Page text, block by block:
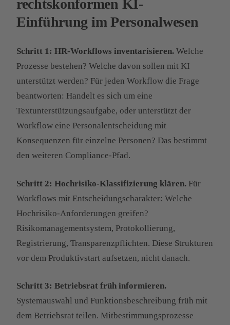
rechtskonformen KI-
Einführung im Personalwesen
Schritt 1: HR-Workflows inventarisieren. Welche
Prozesse bestehen? Welche davon sollen mit KI
unterstützt werden? Für jeden Workflow die Frage
beantworten: Handelt es sich um eine
Textunterstützungsaufgabe, oder unterstützt der
Workflow eine Personalentscheidung mit
Konsequenzen für einzelne Personen? Das bestimmt
den weiteren Compliance-Pfad.
Schritt 2: Hochrisiko-Klassifizierung klären. Für
Workflows mit Entscheidungscharakter: Welche
Hochrisiko-Anforderungen greifen?
Risikomanagementsystem, Protokollierung,
Registrierung, Transparenzpflichten. Diese Strukturen
vor dem Produktivstart aufsetzen, nicht danach.
Schritt 3: Betriebsrat früh informieren.
Systemauswahl und Funktionsbeschreibung früh mit
dem Betriebsrat teilen. Mitbestimmungsprozesse